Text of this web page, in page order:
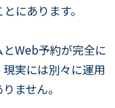
にあります。
Web予約が完全に
実には別々に運用
ません。